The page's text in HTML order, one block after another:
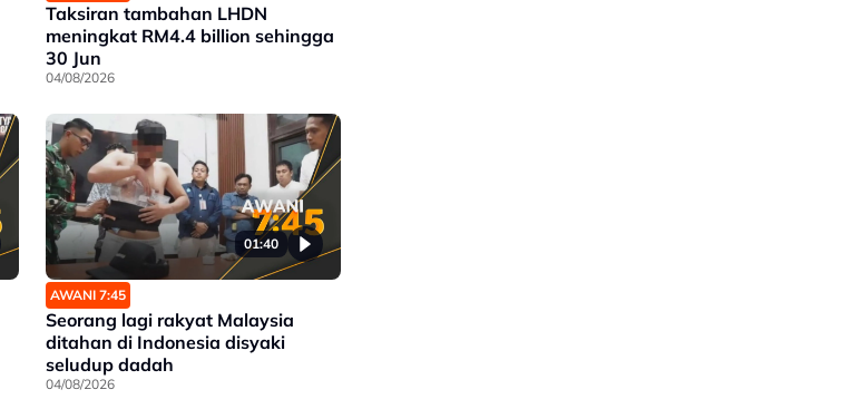
Taksiran tambahan LHDN
meningkat RM4.4 billion sehingga
30 Jun
04/08/2026
01:40
AWANI 7:45
Seorang lagi rakyat Malaysia
ditahan di Indonesia disyaki
seludup dadah
04/08/2026